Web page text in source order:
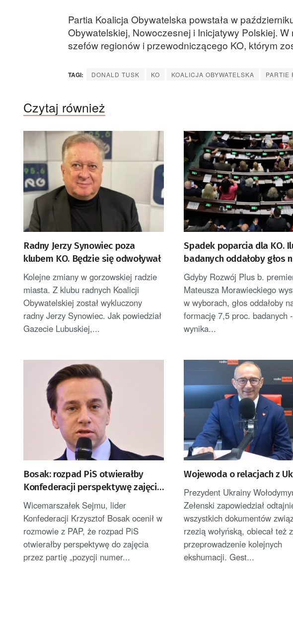
Partia Koalicja Obywatelska powstała w
Obywatelskiej, Nowoczesnej i Inicjatywy Polskiej.
szefów regionów i przewodniczącego KO, którym
TAGI: DONALD TUSK KO KOALICJA OBYWATELSKA PARTIE
Czytaj również
Radny Jerzy Synowiec poza
klubem KO. Będzie się odwoływał
Kolejne zmiany w gorzowskiej radzie
miasta. Z klubu radnych Koalicji
Obywatelskiej został wykluczony
radny Jerzy Synowiec. Jak powiedział
Gazecie Lubuskiej,...
Spadek poparcia dla KO.
badanych oddałoby głos
„Rozwój Plus?
Gdyby Rozwój Plus b.
Mateusza Morawieckiego
w wyborach, głos oddałoby
formację 7,5 proc. badanych -
wynika...
Bosak: rozpad PiS otwierałby
Konfederacji perspektywę zajęcia
na prawicy pozycji numer jeden
Wicemarszałek Sejmu, lider
Konfederacji Krzysztof Bosak ocenił w
rozmowie z PAP, że rozpad PiS
otwierałby perspektywę do zajęcia
przez partię „pozycji numer...
Wojewoda o relacjach z
Prezydent Ukrainy
Zełenski zapowiedział
wszystkich dokumentów
rzezią wołyńską, obiecał też
przeprowadzenie kolejnych
ekshumacji. Gest...